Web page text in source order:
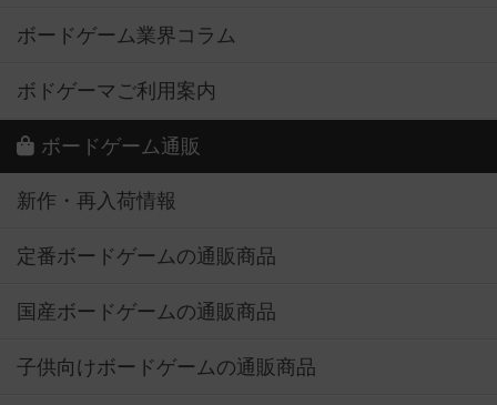
ボードゲーム業界コラム
ボドゲーマご利用案内
ボードゲーム通販
新作・再入荷情報
定番ボードゲームの通販商品
国産ボードゲームの通販商品
子供向けボードゲームの通販商品